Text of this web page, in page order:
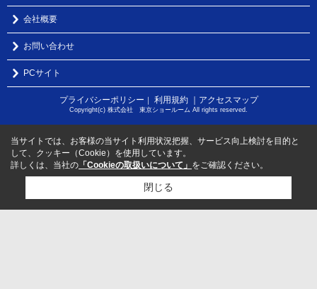
会社概要
お問い合わせ
PCサイト
プライバシーポリシー ｜ 利用規約 ｜アクセスマップ
Copyright(c) 株式会社 東京ショールーム All rights reserved.
当サイトでは、お客様の当サイト利用状況把握、サービス向上検討を目的と
して、クッキー（Cookie）を使用しています。
詳しくは、当社の 「Cookieの取扱いについて」 をご確認ください。
閉じる